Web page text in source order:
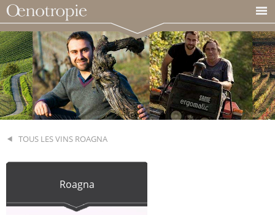
TOUS LES VINS ROAGNA
Roagna